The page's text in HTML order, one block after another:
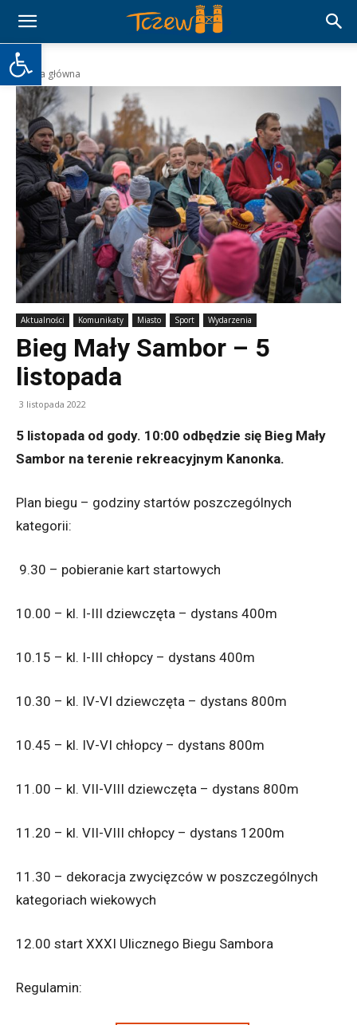
Otwórz pasek narzędzi
Strona główna
Aktualności Komunikaty Miasto Sport Wydarzenia
Bieg Mały Sambor – 5
listopada
3 listopada 2022
5 listopada od gody. 10:00 odbędzie się Bieg Mały
Sambor na terenie rekreacyjnym Kanonka.
Plan biegu – godziny startów poszczególnych
kategorii:
9.30 – pobieranie kart startowych
10.00 – kl. I-III dziewczęta – dystans 400m
10.15 – kl. I-III chłopcy – dystans 400m
10.30 – kl. IV-VI dziewczęta – dystans 800m
10.45 – kl. IV-VI chłopcy – dystans 800m
11.00 – kl. VII-VIII dziewczęta – dystans 800m
11.20 – kl. VII-VIII chłopcy – dystans 1200m
11.30 – dekoracja zwycięzców w poszczególnych
kategoriach wiekowych
12.00 start XXXI Ulicznego Biegu Sambora
Regulamin: